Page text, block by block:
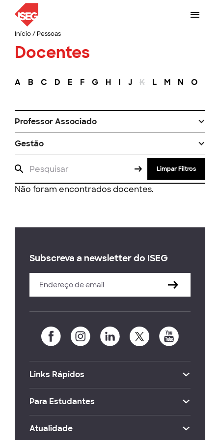
Início/ Pessoas
Docentes
A B C D E F G H I J K L M N O
Professor Associado
Gestão
Limpar Filtros
Não foram encontrados docentes.
Subscreva a newsletter do ISEG
Links Rápidos
Para Estudantes
Atualidade